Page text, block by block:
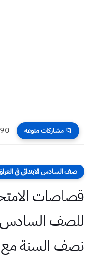
📁 مشاركات منوعه
صف السادس الابتدائي في
قصاصات
للصف السادس
نصف السنة